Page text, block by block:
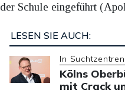
der Schule eingeführt
LESEN SIE AUCH:
In Suchtzentren
Kölns
mit Crack